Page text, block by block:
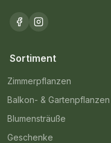
Sortiment
Zimmerpflanzen
Balkon- & Gartenpflanzen
Blumensträuße
Geschenke